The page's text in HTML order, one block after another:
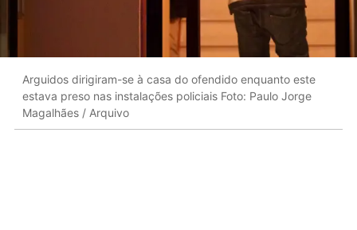
Arguidos dirigiram-se à casa do ofendido enquanto este
estava preso nas instalações policiais Foto: Paulo Jorge
Magalhães / Arquivo